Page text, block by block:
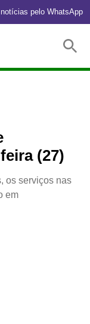
notícias pelo WhatsApp
(27)
os serviços nas
em